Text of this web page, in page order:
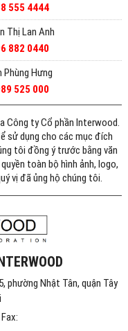
555 4444
Thị Lan Anh
882 0440
Phùng Hưng
525 000
Công ty Cổ phần Interwood.
sử dụng cho các mục đích
tôi đồng ý trước bằng văn
toàn bộ hình ảnh, logo,
vị đã ủng hộ chúng tôi.
phường Nhật Tân, quận Tây